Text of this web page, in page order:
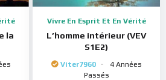
la
Vivre En Esprit Et En Vérité
L’homme intérieur (VEV
S1E2)
Viter7960
4 Années
Passés